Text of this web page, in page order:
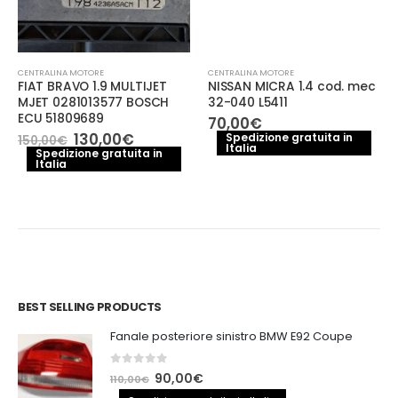
CENTRALINA MOTORE
FIAT BRAVO 1.9 MULTIJET
MJET 0281013577 BOSCH
ECU 51809689
150,00€ Il
prezzo
originale
130,00€Il
prezzo
attuale
Spedizione gratuita in
Italia
CENTRALINA MOTORE
NISSAN MICRA 1.4 cod. mec
32-040 L5411
70,00€
Spedizione gratuita in
Italia
BEST SELLING PRODUCTS
Fanale posteriore sinistro BMW E92 Coupe
out of 5
110,00€ Il90,00€Il